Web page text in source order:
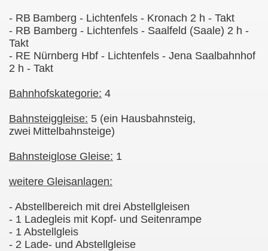
- RB Bamberg - Lichtenfels - Kronach 2 h - Takt
- RB Bamberg - Lichtenfels - Saalfeld (Saale) 2 h -
Takt
- RE Nürnberg Hbf - Lichtenfels - Jena Saalbahnhof
2 h - Takt
Bahnhofskategorie: 4
Bahnsteiggleise: 5 (ein Hausbahnsteig,
zwei Mittelbahnsteige)
Bahnsteiglose Gleise: 1
weitere Gleisanlagen:
- Abstellbereich mit drei Abstellgleisen
- 1 Ladegleis mit Kopf- und Seitenrampe
- 1 Abstellgleis
- 2 Lade- und Abstellgleise